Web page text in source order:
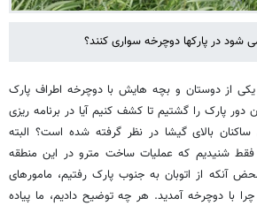
شود در پارکها دوچرخه سواری کنند؟
از دوستان و بچه هایش با دوچرخه اطراف پارک
دور پارک را گشتیم تا کشف کنیم آیا در برنامه ریزی
ساکنان بالای گیشا در نظر گرفته شده است؟ البته
فقط شنیدیم که عملیات ساخت مترو در این منطقه
آنکه از اتوبان به جنوب پارک رفتیم، مامورهای
با دوچرخه آمدید. هر چه توضیح دادیم، ما پیاده